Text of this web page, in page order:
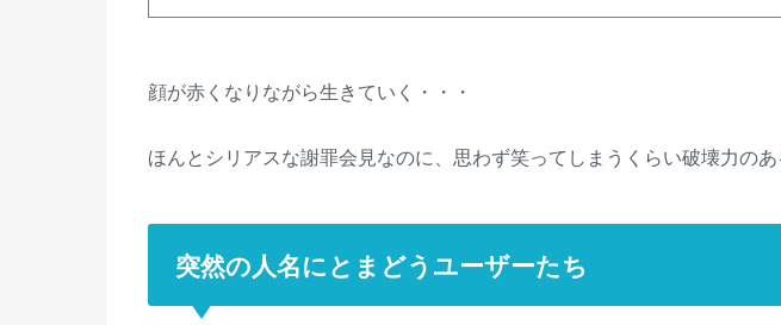
顔が赤くなりながら生きていく・・・
ほんとシリアスな謝罪会見なのに、思わず笑ってしまうくらい破壊力のあ
突然の人名にとまどうユーザーたち